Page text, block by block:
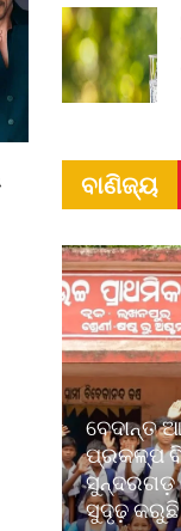
ବାଣିଜ୍ୟ
ବେଦାନ୍ତ
ପ୍ରକଳ୍ପ
ସୁନ୍ଦରଗଡ଼
ସୁଦୃଢ଼ କରୁଛି